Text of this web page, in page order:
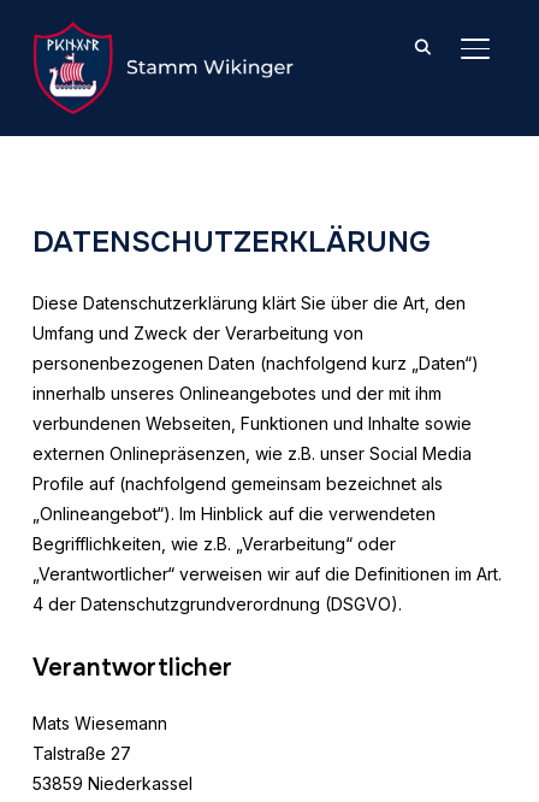
DATENSCHUTZERKLÄRUNG
Diese Datenschutzerklärung klärt Sie über die Art, den
Umfang und Zweck der Verarbeitung von
personenbezogenen Daten (nachfolgend kurz „Daten“)
innerhalb unseres Onlineangebotes und der mit ihm
verbundenen Webseiten, Funktionen und Inhalte sowie
externen Onlinepräsenzen, wie z.B. unser Social Media
Profile auf (nachfolgend gemeinsam bezeichnet als
„Onlineangebot“). Im Hinblick auf die verwendeten
Begrifflichkeiten, wie z.B. „Verarbeitung“ oder
„Verantwortlicher“ verweisen wir auf die Definitionen im Art.
4 der Datenschutzgrundverordnung (DSGVO).
Verantwortlicher
Mats Wiesemann
Talstraße 27
53859 Niederkassel